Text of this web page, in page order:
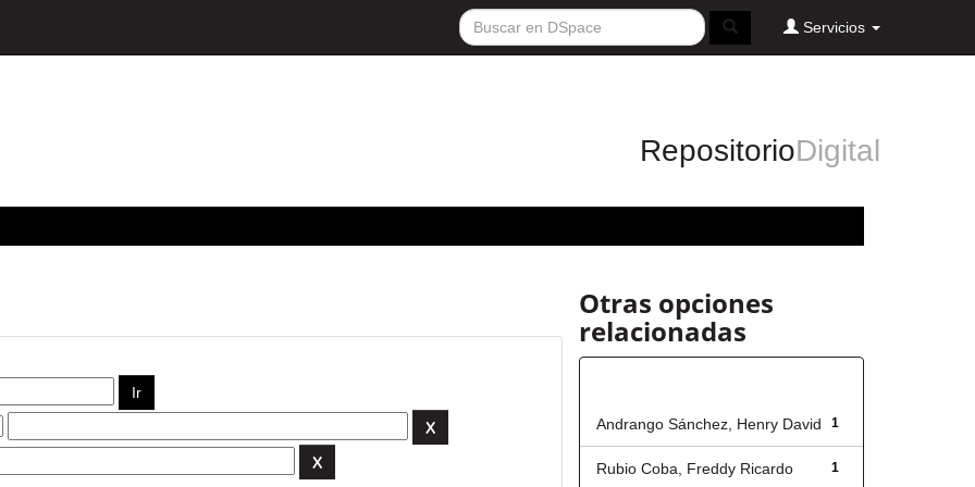
Servicios
RepositorioDigital
Otras opciones
relacionadas
1
Andrango Sánchez, Henry David
1
Rubio Coba, Freddy Ricardo